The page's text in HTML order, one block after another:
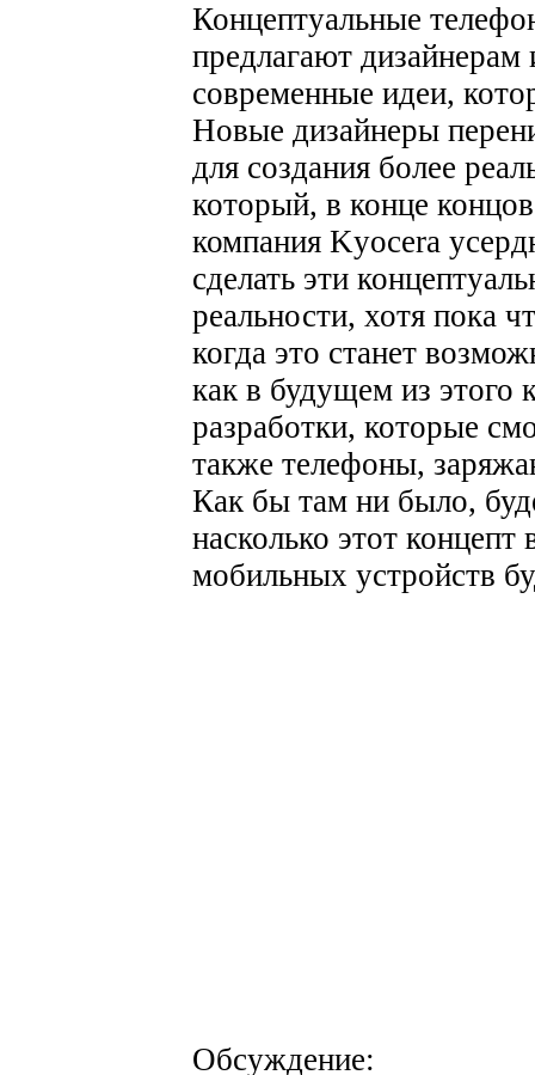
Концептуальные
предлагают
современные идеи,
Новые дизайнеры
для создания более
который, в конце
компания Kyocera
сделать эти
реальности, хотя пока
когда это станет
как в будущем из этого
разработки, которые
также телефоны,
Как бы там ни было,
насколько этот
мобильных устройств
Обсуждение: